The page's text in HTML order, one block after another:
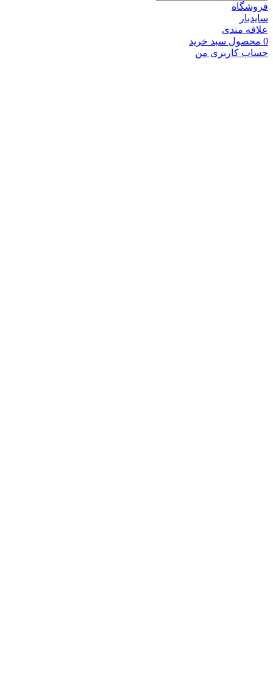
فروشگاه
سایدبار
علاقه مندی
0 محصول سبد خرید
حساب کاربری من